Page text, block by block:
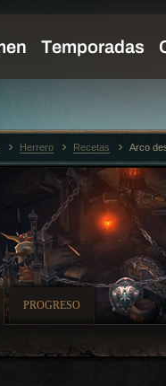
PROGRESO
Herrero Recetas Arco